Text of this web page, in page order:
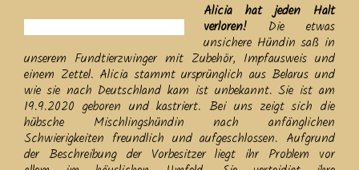
Alicia hat jeden Halt
verloren! Die etwas
unsichere Hündin saß in
unserem Fundtierzwinger mit Zubehör, Impfausweis und
einem Zettel. Alicia stammt ursprünglich aus Belarus und
wie sie nach Deutschland kam ist unbekannt. Sie ist am
19.9.2020 geboren und kastriert. Bei uns zeigt sich die
hübsche Mischlingshündin nach anfänglichen
Schwierigkeiten freundlich und aufgeschlossen. Aufgrund
der Beschreibung der Vorbesitzer liegt ihr Problem vor